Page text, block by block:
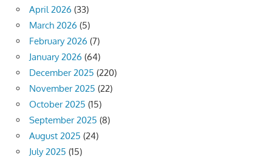
April 2026 (33)
March 2026 (5)
February 2026 (7)
January 2026 (64)
December 2025 (220)
November 2025 (22)
October 2025 (15)
September 2025 (8)
August 2025 (24)
July 2025 (15)